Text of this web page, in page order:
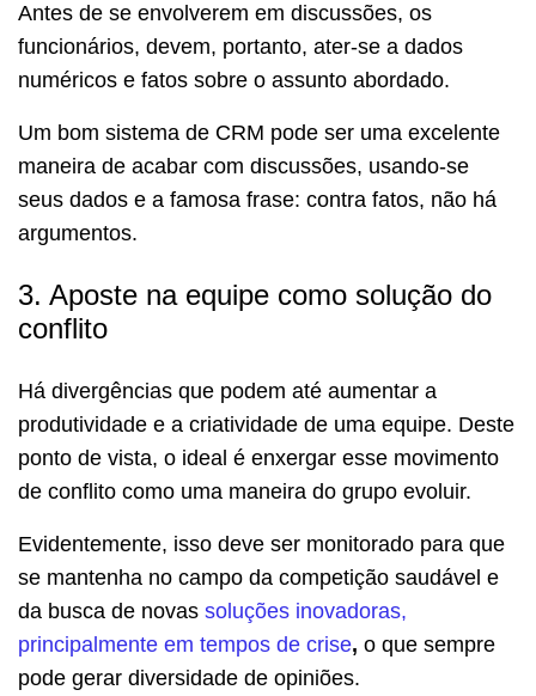
Antes de se envolverem em discussões, os
funcionários, devem, portanto, ater-se a dados
numéricos e fatos sobre o assunto abordado.
Um bom sistema de CRM pode ser uma excelente
maneira de acabar com discussões, usando-se
seus dados e a famosa frase: contra fatos, não há
argumentos.
3. Aposte na equipe como solução do
conflito
Há divergências que podem até aumentar a
produtividade e a criatividade de uma equipe. Deste
ponto de vista, o ideal é enxergar esse movimento
de conflito como uma maneira do grupo evoluir.
Evidentemente, isso deve ser monitorado para que
se mantenha no campo da competição saudável e
da busca de novas soluções inovadoras,
principalmente em tempos de crise, o que sempre
pode gerar diversidade de opiniões.